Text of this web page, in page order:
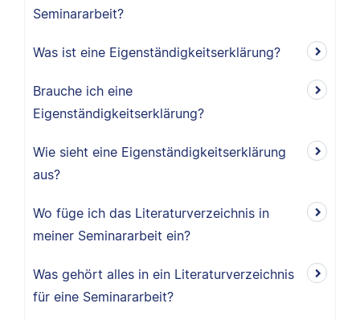
Seminararbeit?
Was ist eine Eigenständigkeitserklärung?
Brauche ich eine
Eigenständigkeitserklärung?
Wie sieht eine Eigenständigkeitserklärung
aus?
Wo füge ich das Literaturverzeichnis in
meiner Seminararbeit ein?
Was gehört alles in ein Literaturverzeichnis
für eine Seminararbeit?